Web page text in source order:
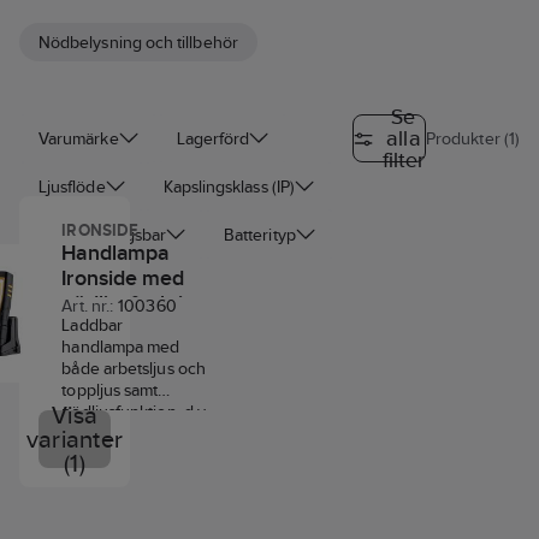
Nödbelysning och tillbehör
Varumärke Lagerförd
Ljusflöde Kapslingsklass (IP)
Uppladdningsbar Batterityp
Batterityp
Se
alla
filter
Produkter (1)
IRONSIDE
Handlampa
Ironside med
nödljusfunktion
Art. nr.: 100360
Laddbar
handlampa med
både arbetsljus och
toppljus samt
nödljusfunktion, d v
s lampan tänds med
automatik om
strömmen går.
Visa
varianter
(1)